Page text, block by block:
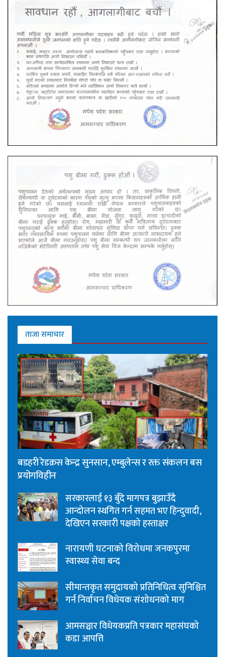
ताजा समाचार
बडहरी रेडक्रस केन्द्र सुनसान, एम्बुलेन्स र रक्त संकलन बस
प्रयोगविहीन
सरकारलाई १३ बुँदे मागपत्र बुझाउँदै
आन्दोलन स्थगित गर्न सहमत भए हिन्दुवादी,
देखिएन सरकारी पक्षको हस्ताक्षर
नारायणी घटनाको विरोधमा जनकपुरमा
स्वास्थ्य सेवा बन्द
सीमान्तकृत समुदायको प्रतिनिधित्व सुनिश्चित
गर्न निर्वाचन विधेयक संशोधनको माग
आमसञ्चार विधेयकप्रति पत्रकार महासंघको
कडा आपत्ति